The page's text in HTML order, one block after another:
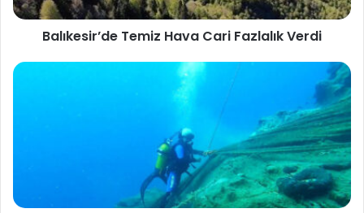
Balıkesir’de Temiz Hava Cari Fazlalık Verdi